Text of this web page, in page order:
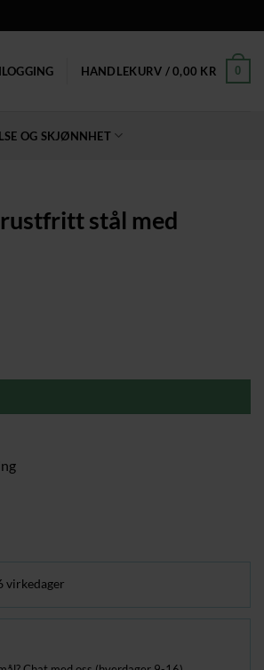
HANDLEKURV /0,00 KR 0
OG SKJØNNHET
stål med
virkedager